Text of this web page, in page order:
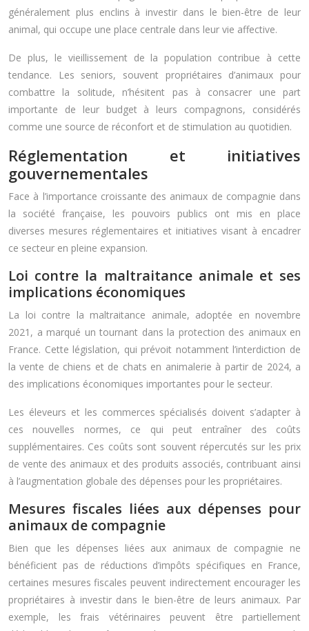
généralement plus enclins à investir dans le bien-être de leur
animal, qui occupe une place centrale dans leur vie affective.
De plus, le vieillissement de la population contribue à cette
tendance. Les seniors, souvent propriétaires d’animaux pour
combattre la solitude, n’hésitent pas à consacrer une part
importante de leur budget à leurs compagnons, considérés
comme une source de réconfort et de stimulation au quotidien.
Réglementation et initiatives
gouvernementales
Face à l’importance croissante des animaux de compagnie dans
la société française, les pouvoirs publics ont mis en place
diverses mesures réglementaires et initiatives visant à encadrer
ce secteur en pleine expansion.
Loi contre la maltraitance animale et ses
implications économiques
La loi contre la maltraitance animale, adoptée en novembre
2021, a marqué un tournant dans la protection des animaux en
France. Cette législation, qui prévoit notamment l’interdiction de
la vente de chiens et de chats en animalerie à partir de 2024, a
des implications économiques importantes pour le secteur.
Les éleveurs et les commerces spécialisés doivent s’adapter à
ces nouvelles normes, ce qui peut entraîner des coûts
supplémentaires. Ces coûts sont souvent répercutés sur les prix
de vente des animaux et des produits associés, contribuant ainsi
à l’augmentation globale des dépenses pour les propriétaires.
Mesures fiscales liées aux dépenses pour
animaux de compagnie
Bien que les dépenses liées aux animaux de compagnie ne
bénéficient pas de réductions d’impôts spécifiques en France,
certaines mesures fiscales peuvent indirectement encourager les
propriétaires à investir dans le bien-être de leurs animaux. Par
exemple, les frais vétérinaires peuvent être partiellement